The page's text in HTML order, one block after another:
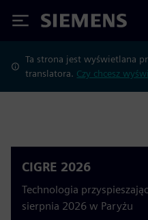
Siemens
Ta strona jest wyświetlana
translatora. Czy chcesz
CIGRE 2026
Technologia
sierpnia 2026 w Paryżu